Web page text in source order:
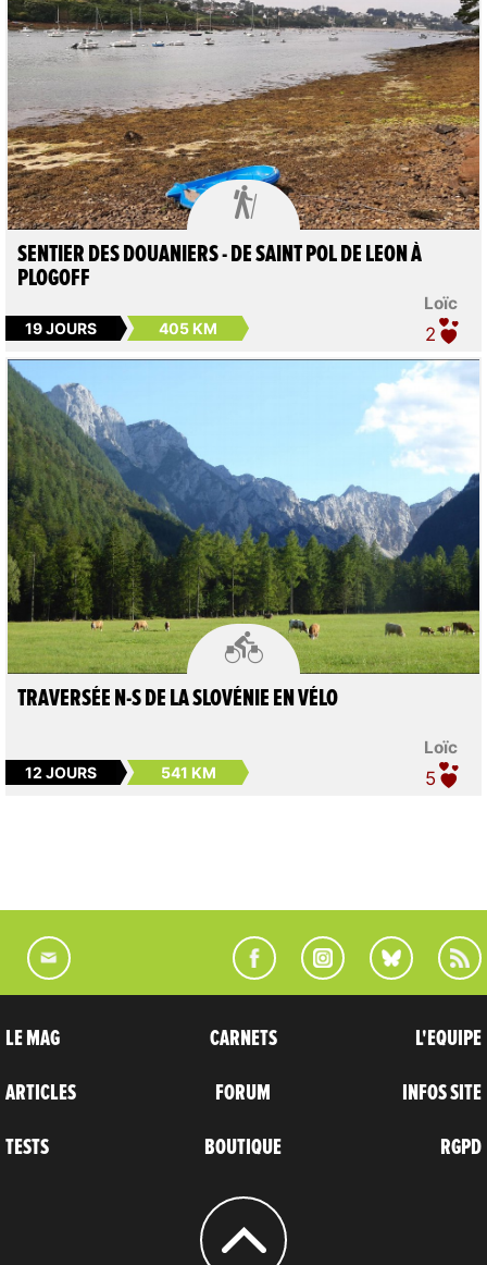

Loïc
SENTIER DES DOUANIERS - DE SAINT POL DE LEON À
PLOGOFF
19 JOURS 405 KM 2

Loïc
TRAVERSÉE N-S DE LA SLOVÉNIE EN VÉLO
12 JOURS 541 KM 5
LE MAG
ARTICLES
TESTS
CARNETS
FORUM
BOUTIQUE
L'EQUIPE
INFOS SITE
RGPD